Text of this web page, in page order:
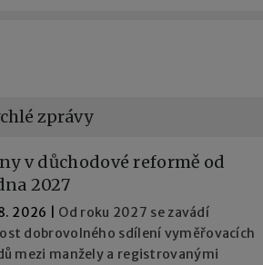
zprávy
v důchodové reformě od
2027
2026
Od roku 2027 se zavádí
dobrovolného sdílení vyměřovacích
mezi manžely a registrovanými